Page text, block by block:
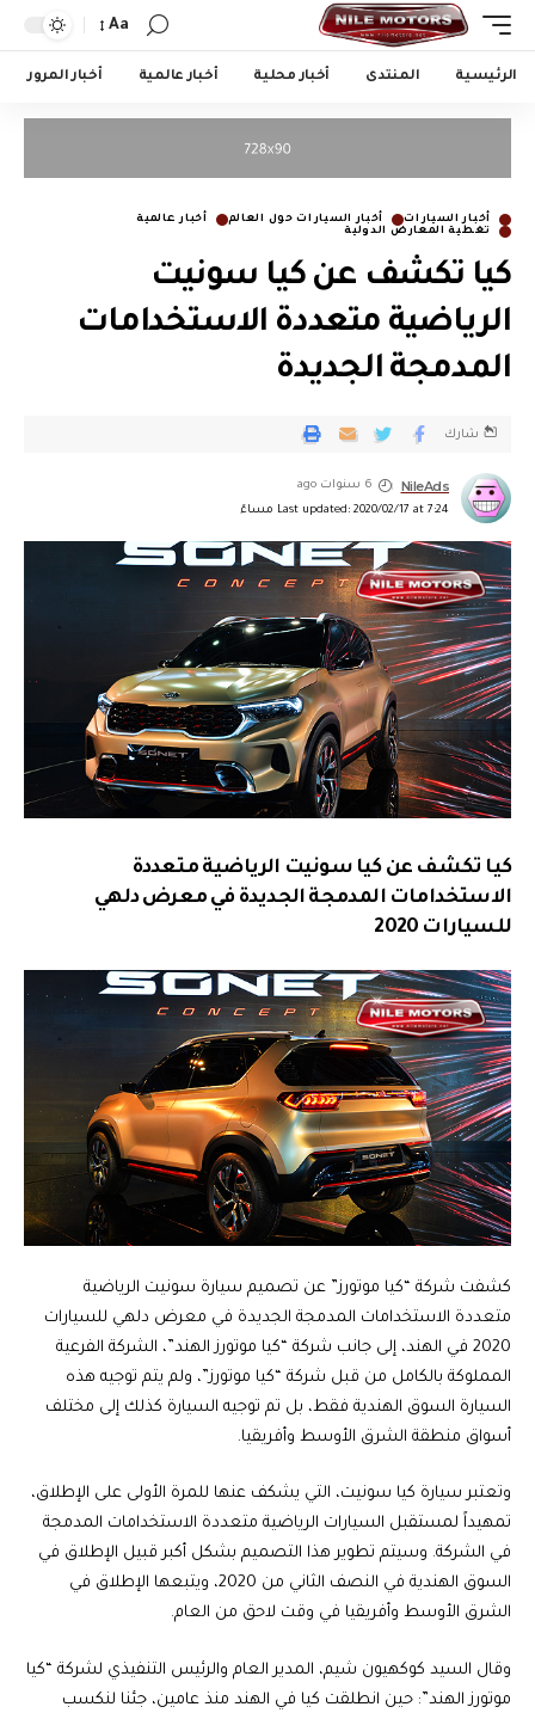
Aa
الرئيسية المنتدى أخبار محلية أخبار عالمية أخبار المرور
أخبار السيارات أخبار السيارات حول العالم
أخبار عالمية
تغطية المعارض الدولية
كيا تكشف عن كيا سونيت
الرياضية متعددة الاستخدامات
المدمجة الجديدة
Last updated: 2020/02/17 at 7:24 مساءً
NileAds 6 سنوات ago
شارك
كيا تكشف عن كيا سونيت الرياضية متعددة
الاستخدامات المدمجة الجديدة في معرض دلهي
للسيارات 2020
كشفت شركة “كيا موتورز” عن تصميم سيارة سونيت الرياضية
متعددة الاستخدامات المدمجة الجديدة في معرض دلهي للسيارات
2020 في الهند، إلى جانب شركة “كيا موتورز الهند”، الشركة الفرعية
المملوكة بالكامل من قبل شركة “كيا موتورز”، ولم يتم توجيه هذه
السيارة السوق الهندية فقط، بل تم توجيه السيارة كذلك إلى مختلف
أسواق منطقة الشرق الأوسط وأفريقيا.
وتعتبر سيارة كيا سونيت، التي يشكف عنها للمرة الأولى على الإطلاق،
تمهيداً لمستقبل السيارات الرياضية متعددة الاستخدامات المدمجة
في الشركة. وسيتم تطوير هذا التصميم بشكل أكبر قبيل الإطلاق في
السوق الهندية في النصف الثاني من 2020، ويتبعها الإطلاق في
الشرق الأوسط وأفريقيا في وقت لاحق من العام.
وقال السيد كوكهيون شيم، المدير العام والرئيس التنفيذي لشركة “كيا
موتورز الهند”: حين انطلقت كيا في الهند منذ عامين، جئنا لنكسب